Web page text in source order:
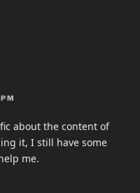
about the content of
it, I still have some
me.